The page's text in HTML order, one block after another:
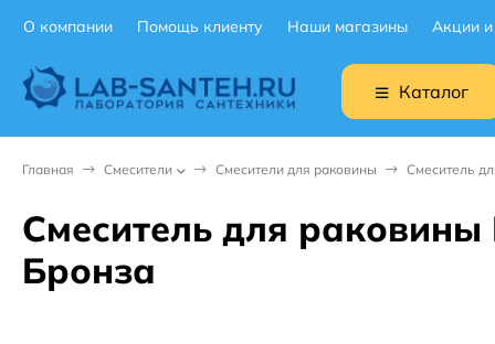
О компании Помощь клиенту Наши магазины Акции
Каталог
Главная Смесители Смесители для раковины Смеситель
Смеситель для раковины
Бронза